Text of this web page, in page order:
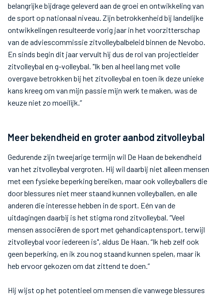
belangrijke bijdrage geleverd aan de groei en ontwikkeling van
de sport op nationaal niveau. Zijn betrokkenheid bij landelijke
ontwikkelingen resulteerde vorig jaar in het voorzitterschap
van de adviescommissie zitvolleybalbeleid binnen de Nevobo.
En sinds begin dit jaar vervult hij dus de rol van projectleider
zitvolleybal en g-volleybal. "Ik ben al heel lang met volle
overgave betrokken bij het zitvolleybal en toen ik deze unieke
kans kreeg om van mijn passie mijn werk te maken, was de
keuze niet zo moeilijk.”
Meer bekendheid en groter aanbod zitvolleybal
Gedurende zijn tweejarige termijn wil De Haan de bekendheid
van het zitvolleybal vergroten. Hij wil daarbij niet alleen mensen
met een fysieke beperking bereiken, maar ook volleyballers die
door blessures niet meer staand kunnen volleyballen, en alle
anderen die interesse hebben in de sport. Eén van de
uitdagingen daarbij is het stigma rond zitvolleybal. “Veel
mensen associëren de sport met gehandicaptensport, terwijl
zitvolleybal voor iedereen is", aldus De Haan. “Ik heb zelf ook
geen beperking, en ik zou nog staand kunnen spelen, maar ik
heb ervoor gekozen om dat zittend te doen.”
Hij wijst op het potentieel om mensen die vanwege blessures